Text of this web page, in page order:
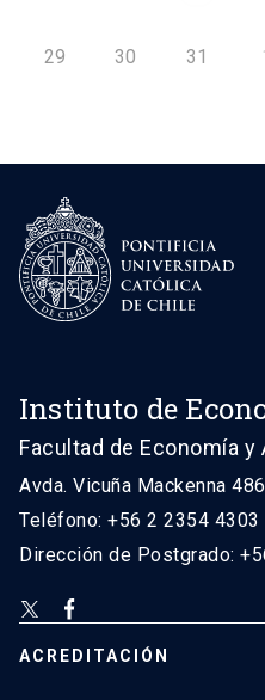
29 30 31
Instituto de
Facultad de Economía
Avda. Vicuña Mackenna
Teléfono: +56 2 2354 4303
Dirección de Postgrado:
ACREDITACIÓN